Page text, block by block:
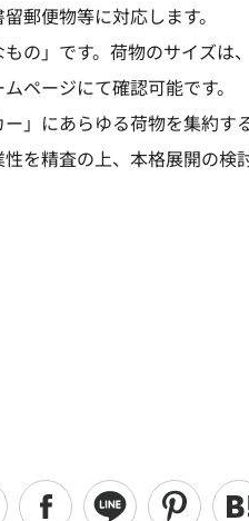
郵便物等に対応します。
の」です。荷物のサイズは
ページにて確認可能です。
」にあらゆる荷物を集約す
を精査の上、本格展開の検